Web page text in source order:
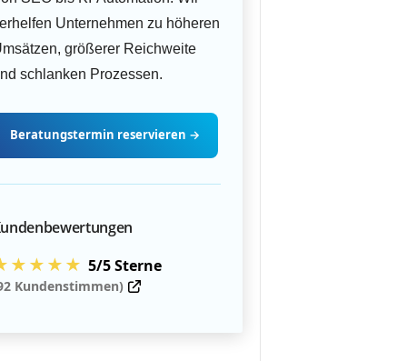
Unternehmen zu höheren
größerer Reichweite
schlanken Prozessen.
Beratungstermin reservieren →
5/5 Sterne
Kundenstimmen)